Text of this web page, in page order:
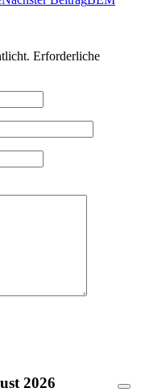
Erforderliche
2026